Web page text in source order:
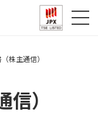
株主通信）
）